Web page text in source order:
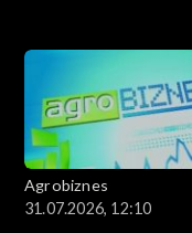
Agrobiznes
31.07.2026, 12:10